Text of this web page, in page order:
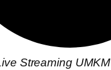
Streaming UMKM